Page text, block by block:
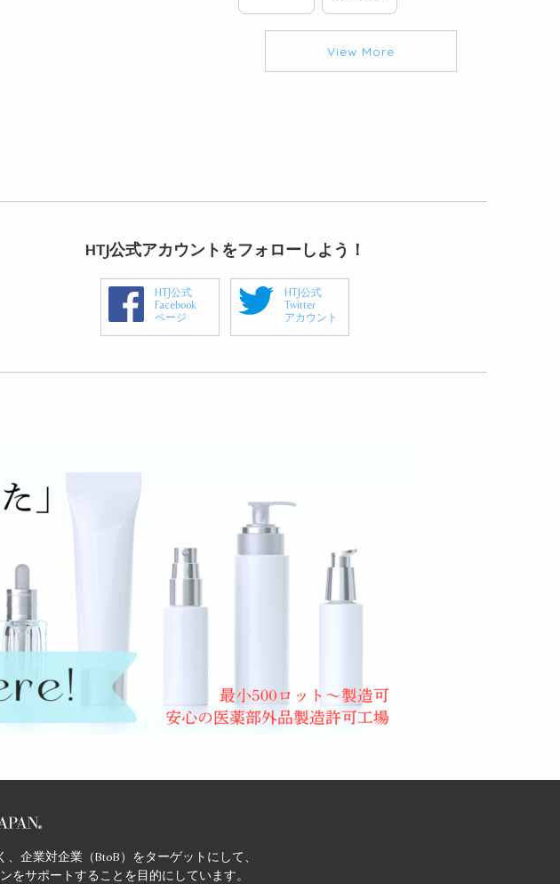
View More
HTJ公式アカウントをフォローしよう！
HTJ公式
Facebook
ページ
HTJ公式
Twitter
アカウント
企業対企業（BtoB）をターゲットにして、
をサポートすることを目的にしています。